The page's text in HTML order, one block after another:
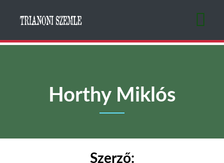
Horthy Miklós
Szerző: